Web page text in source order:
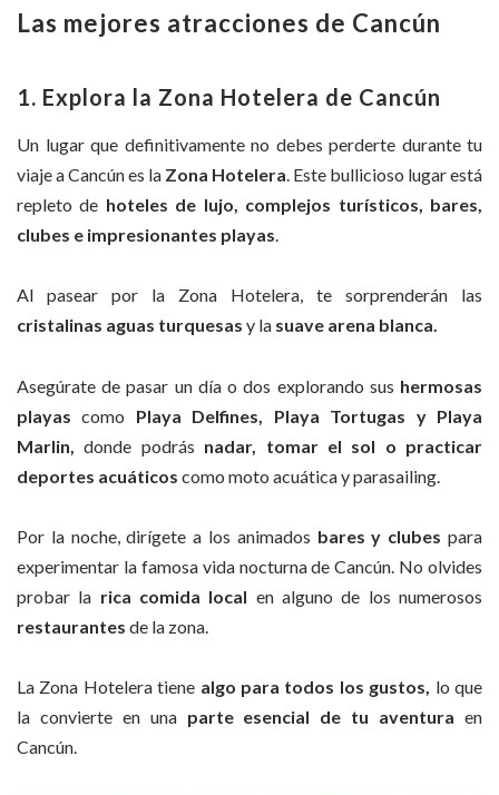
Las mejores atracciones de Cancún
1. Explora la Zona Hotelera de Cancún
Un lugar que definitivamente no debes perderte durante tu
viaje a Cancún es la Zona Hotelera . Este bullicioso lugar está
repleto de hoteles de lujo, complejos turísticos, bares,
clubes e impresionantes playas
Al pasear por la Zona Hotelera, te sorprenderán las
cristalinas aguas turquesas y la suave arena blanca.
Asegúrate de pasar un día o dos explorando sus hermosas
playas como Playa Delfines, Playa Tortugas y Playa
Marlin,
donde podrás nadar, tomar el sol o practicar
deportes acuáticos como moto acuática y parasailing.
Por la noche, dirígete a los animados bares y clubes para
experimentar la famosa vida nocturna de Cancún. No olvides
probar la rica comida local en alguno de los numerosos
restaurantes de la zona.
La Zona Hotelera tiene algo para todos los gustos, lo que
la convierte en una parte esencial de tu aventura en
Cancún.